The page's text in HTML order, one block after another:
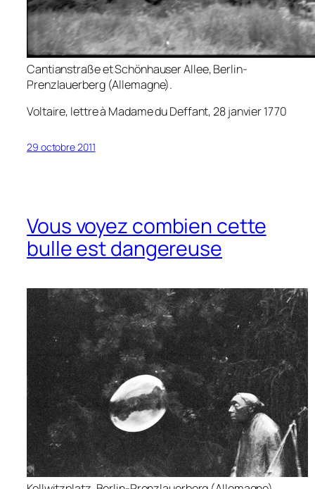
Cantianstraße et Schönhauser Allee, Berlin-
Prenzlauerberg (Allemagne).
Voltaire, lettre à Madame du Deffant, 28 janvier 1770
29 octobre 2011
Vous voyez combien cette
bulle est dangereuse